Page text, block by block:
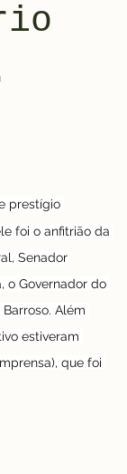
prestígio
foi o anfitrião da
Senador
o Governador do
Além
estiveram
que foi